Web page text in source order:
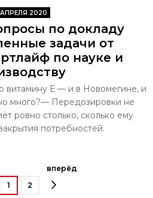
АПРЕЛЯ 2020
по докладу
задачи от
по науке и
витамину Е — и в Новомегине, и
много?— Передозировки не
ровно столько, сколько ему
потребностей.
1 2
вперёд